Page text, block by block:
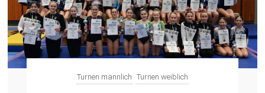
Turnen männlich Turnen weiblich